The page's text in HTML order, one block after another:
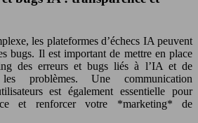
les plateformes d’échecs IA peuvent
bugs. Il est important de mettre en place
des erreurs et bugs liés à l’IA et de
problèmes. Une communication
est également essentielle pour
et renforcer votre *marketing* de